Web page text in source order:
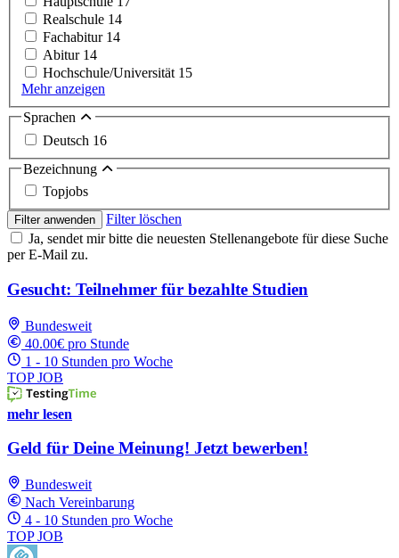
Realschule 14
Fachabitur 14
Abitur 14
Hochschule/Universität 15
Mehr anzeigen
Sprachen
Deutsch 16
Bezeichnung
Topjobs
Filter anwenden
Filter löschen
Ja, sendet mir bitte die neuesten Stellenangebote für diese Suche
per E-Mail zu.
Gesucht: Teilnehmer für bezahlte Studien
Bundesweit
40.00€ pro Stunde
1 - 10 Stunden pro Woche
TOP JOB
mehr lesen
Geld für Deine Meinung! Jetzt bewerben!
Bundesweit
Nach Vereinbarung
4 - 10 Stunden pro Woche
TOP JOB